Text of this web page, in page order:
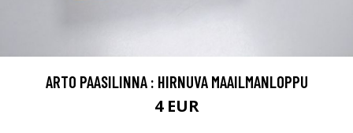
ARTO PAASILINNA : HIRNUVA MAAILMANLOPPU
4 EUR